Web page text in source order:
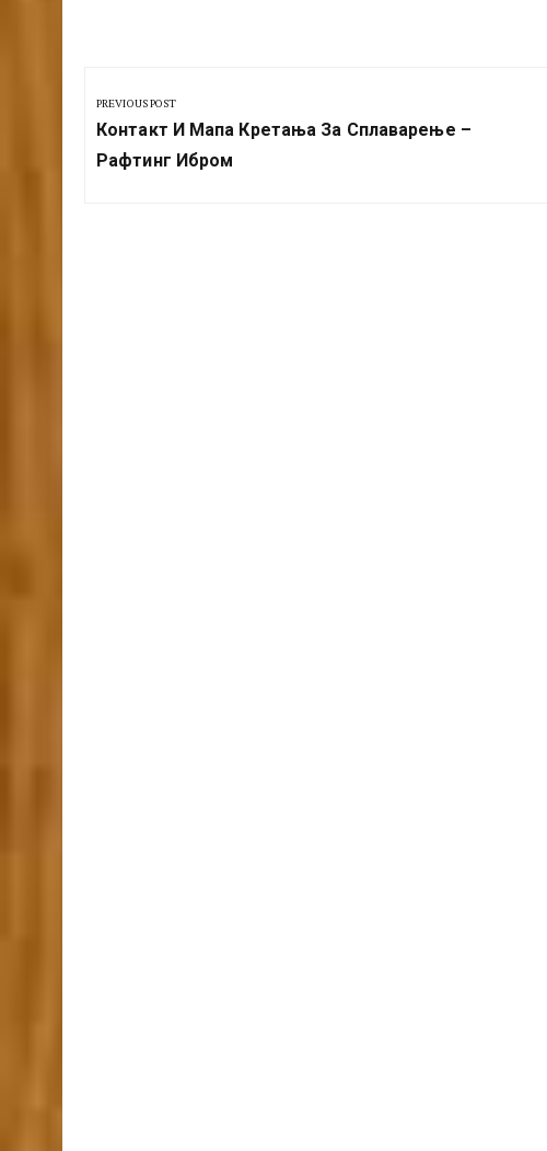
чланка
PREVIOUS POST
Previous
Post:
Контакт И Мапа Кретања За Сплаварење –
Рафтинг Ибром